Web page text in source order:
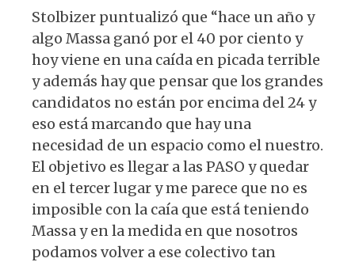
Stolbizer puntualizó que “hace un año y
algo Massa ganó por el 40 por ciento y
hoy viene en una caída en picada terrible
y además hay que pensar que los grandes
candidatos no están por encima del 24 y
eso está marcando que hay una
necesidad de un espacio como el nuestro.
El objetivo es llegar a las PASO y quedar
en el tercer lugar y me parece que no es
imposible con la caía que está teniendo
Massa y en la medida en que nosotros
podamos volver a ese colectivo tan